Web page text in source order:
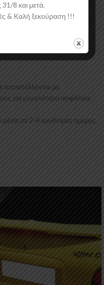
αποστέλλονται με
για μεγαλύτερη ασφάλεια
σε 2-4 εργάσιμες ημέρες.
31/8 και μετά.
& Kαλή ξεκούραση !!!